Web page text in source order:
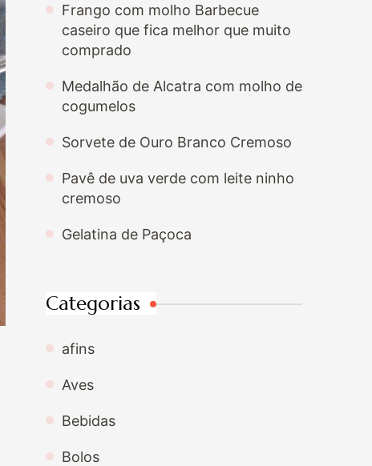
Frango com molho Barbecue
caseiro que fica melhor que muito
comprado
Medalhão de Alcatra com molho de
cogumelos
Sorvete de Ouro Branco Cremoso
Pavê de uva verde com leite ninho
cremoso
Gelatina de Paçoca
Categorias
afins
Aves
Bebidas
Bolos